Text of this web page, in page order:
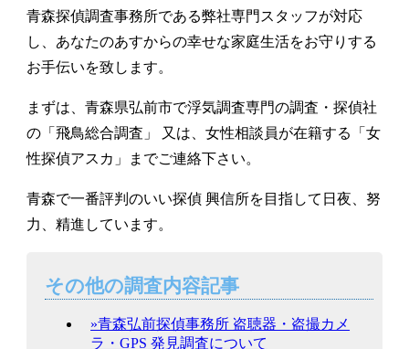
青森探偵調査事務所である弊社専門スタッフが対応
し、あなたのあすからの幸せな家庭生活をお守りする
お手伝いを致します。
まずは、青森県弘前市で浮気調査専門の調査・探偵社
の「飛鳥総合調査」 又は、女性相談員が在籍する「女
性探偵アスカ」までご連絡下さい。
青森で一番評判のいい探偵 興信所を目指して日夜、努
力、精進しています。
その他の調査内容記事
»青森弘前探偵事務所 盗聴器・盗撮カメ
ラ・GPS 発見調査について